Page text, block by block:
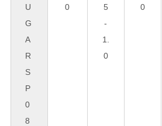
U
G
A
R
S
P
0
8
0
5
-
1.
0
0